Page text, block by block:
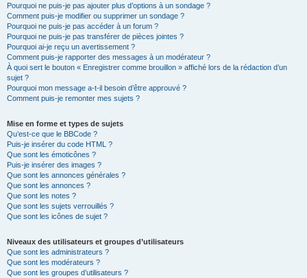
Pourquoi ne puis-je pas ajouter plus d’options à un sondage ?
Comment puis-je modifier ou supprimer un sondage ?
Pourquoi ne puis-je pas accéder à un forum ?
Pourquoi ne puis-je pas transférer de pièces jointes ?
Pourquoi ai-je reçu un avertissement ?
Comment puis-je rapporter des messages à un modérateur ?
À quoi sert le bouton « Enregistrer comme brouillon » affiché lors de la rédaction d’un
sujet ?
Pourquoi mon message a-t-il besoin d’être approuvé ?
Comment puis-je remonter mes sujets ?
Mise en forme et types de sujets
Qu’est-ce que le BBCode ?
Puis-je insérer du code HTML ?
Que sont les émoticônes ?
Puis-je insérer des images ?
Que sont les annonces générales ?
Que sont les annonces ?
Que sont les notes ?
Que sont les sujets verrouillés ?
Que sont les icônes de sujet ?
Niveaux des utilisateurs et groupes d’utilisateurs
Que sont les administrateurs ?
Que sont les modérateurs ?
Que sont les groupes d’utilisateurs ?